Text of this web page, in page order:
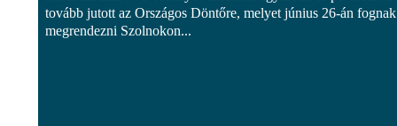
tovább jutott az Országos Döntőre, melyet június 26-án fognak
megrendezni Szolnokon...